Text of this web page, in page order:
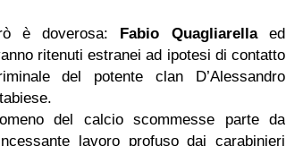
è doverosa: Fabio Quagliarellaed
ritenuti estranei ad ipotesi di contatto
del potente clan D’Alessandro
del calcio scommesse parte da
lavoro profuso dai carabinieri